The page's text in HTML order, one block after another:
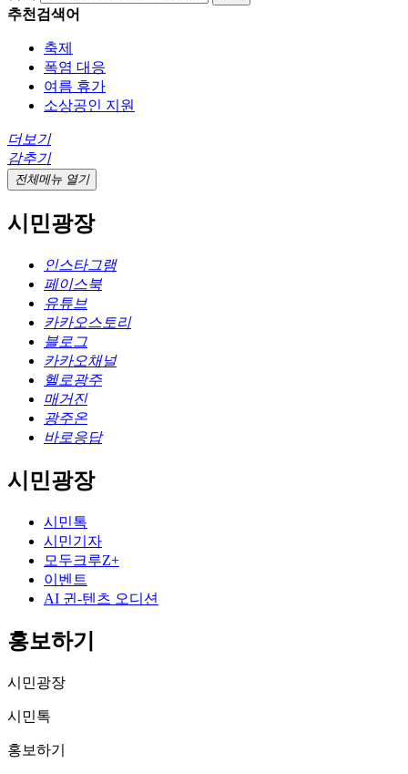
추천검색어
축제
폭염 대응
여름 휴가
소상공인 지원
더보기
감추기
전체메뉴 열기
시민광장
인스타그램
페이스북
유튜브
카카오스토리
블로그
카카오채널
헬로광주
매거진
광주온
바로응답
시민광장
시민톡
시민기자
모두크루Z+
이벤트
AI 귄-텐츠 오디션
홍보하기
시민광장
시민톡
홍보하기